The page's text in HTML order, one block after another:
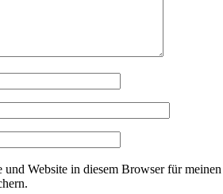
Website in diesem Browser für meinen